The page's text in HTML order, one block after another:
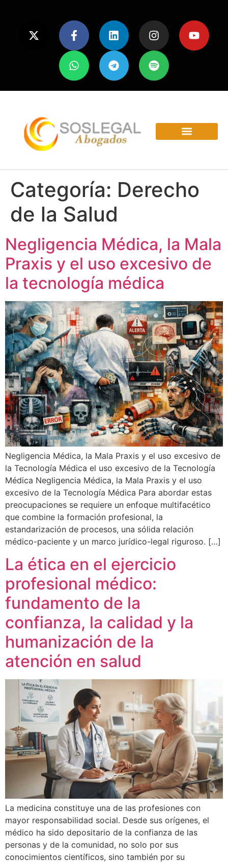
Categoría: Derecho
de la Salud
Negligencia Médica, la Mala
Praxis y el uso excesivo de
la tecnología médica
Negligencia Médica, la Mala Praxis y el uso excesivo de
la Tecnología Médica el uso excesivo de la Tecnología
Médica Negligencia Médica, la Mala Praxis y el uso
excesivo de la Tecnología Médica Para abordar estas
preocupaciones se requiere un enfoque multifacético
que combine la formación profesional, la
estandarización de procesos, una sólida relación
médico-paciente y un marco jurídico-legal riguroso. […]
La ética en el ejercicio
profesional médico:
fundamento de la
confianza, la calidad y la
humanización de la
atención en salud
La medicina constituye una de las profesiones con
mayor responsabilidad social. Desde sus orígenes, el
médico ha sido depositario de la confianza de las
personas y de la comunidad, no solo por sus
conocimientos científicos, sino también por su